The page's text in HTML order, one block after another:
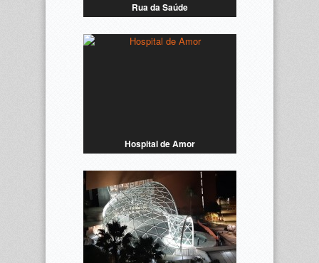
Rua da Saúde
Hospital de Amor